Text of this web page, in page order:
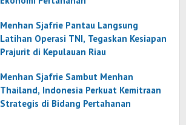
Menhan Sjafrie Pantau Langsung
Latihan Operasi TNI, Tegaskan Kesiapan
Prajurit di Kepulauan Riau
Menhan Sjafrie Sambut Menhan
Thailand, Indonesia Perkuat Kemitraan
Strategis di Bidang Pertahanan